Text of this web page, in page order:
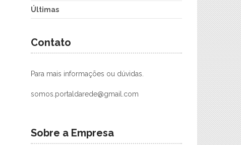
Últimas
Contato
Para mais informações ou dúvidas.
somos.portaldarede@gmail.com
Sobre a Empresa